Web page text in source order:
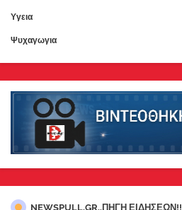
Υγεια
Ψυχαγωγια
NEWSPULL.GR..ΠΗΓΗ ΕΙΔΗΣΕΩΝ!!